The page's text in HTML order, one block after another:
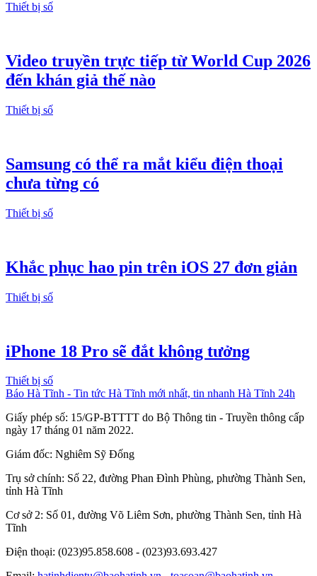
Thiết bị số
Video truyền trực tiếp từ World Cup 2026
đến khán giả thế nào
Thiết bị số
Samsung có thể ra mắt kiểu điện thoại
chưa từng có
Thiết bị số
Khắc phục hao pin trên iOS 27 đơn giản
Thiết bị số
iPhone 18 Pro sẽ đắt không tưởng
Thiết bị số
Báo Hà Tĩnh - Tin tức Hà Tĩnh mới nhất, tin nhanh Hà Tĩnh 24h
Giấy phép số: 15/GP-BTTTT do Bộ Thông tin - Truyền thông cấp
ngày 17 tháng 01 năm 2022.
Giám đốc: Nghiêm Sỹ Đống
Trụ sở chính: Số 22, đường Phan Đình Phùng, phường Thành Sen,
tỉnh Hà Tĩnh
Cơ sở 2: Số 01, đường Võ Liêm Sơn, phường Thành Sen, tỉnh Hà
Tĩnh
Điện thoại: (023)95.858.608 - (023)93.693.427